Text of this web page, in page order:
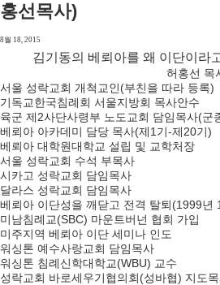
홍선목사)
8월 18, 2015
김기동의 베뢰아를 왜 이단이라
허홍선 목
서울 성락교회 개척교인(부친을 따라 등록)
기독교한국침례회 서울지방회 목사안수
육군 제2사단사령부 노도교회 담임목사(군
베뢰아 아카데미 담당 목사(제1기-제20기)
베뢰아 대학원대학교 설립 및 교학처장
서울 성락교회 수석 부목사
시카고 성락교회 담임목사
달라스 성락교회 담임목사
베뢰아 이단성을 깨닫고 전격 탈퇴(1999년
미남침례교(SBC) 마운트버넌 협회 가입
미주지역 베뢰아 이단 세미나 인도
워싱톤 예수사랑교회 담임목사
워싱톤 침례신학대학교(WBU) 교수
성락교회 바로세우기협의회(성바협) 지도